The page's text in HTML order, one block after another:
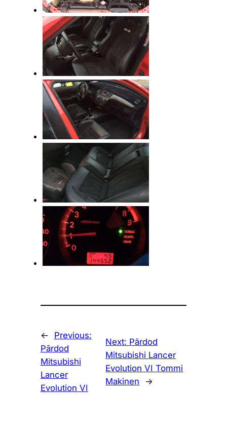
←
Previous:
Pārdod
Mitsubishi
Lancer
Evolution VI
Next: Pārdod
Mitsubishi Lancer
Evolution VI Tommi
Makinen
→